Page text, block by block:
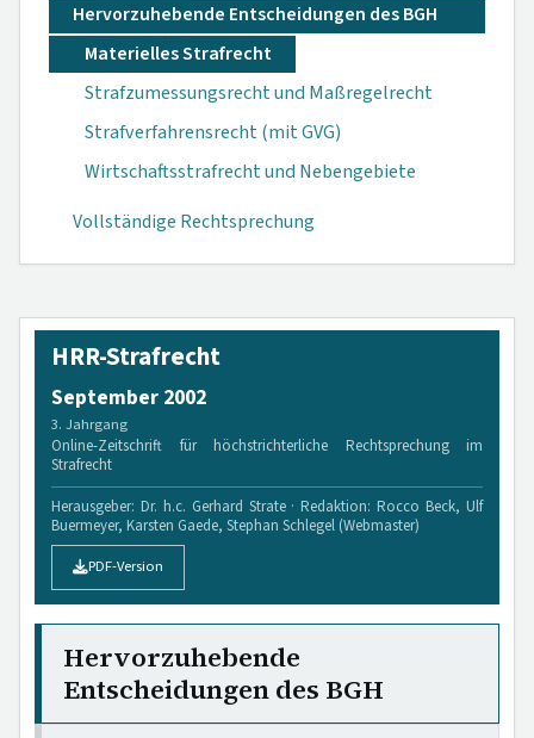
Hervorzuhebende Entscheidungen des BGH
Materielles Strafrecht
Strafzumessungsrecht und Maßregelrecht
Strafverfahrensrecht (mit GVG)
Wirtschaftsstrafrecht und Nebengebiete
Vollständige Rechtsprechung
HRR-Strafrecht
September 2002
3. Jahrgang
Online-Zeitschrift für höchstrichterliche Rechtsprechung im
Strafrecht
Herausgeber: Dr. h.c. Gerhard Strate · Redaktion: Rocco Beck, Ulf
Buermeyer, Karsten Gaede, Stephan Schlegel (Webmaster)
PDF-Version
Hervorzuhebende
Entscheidungen des BGH